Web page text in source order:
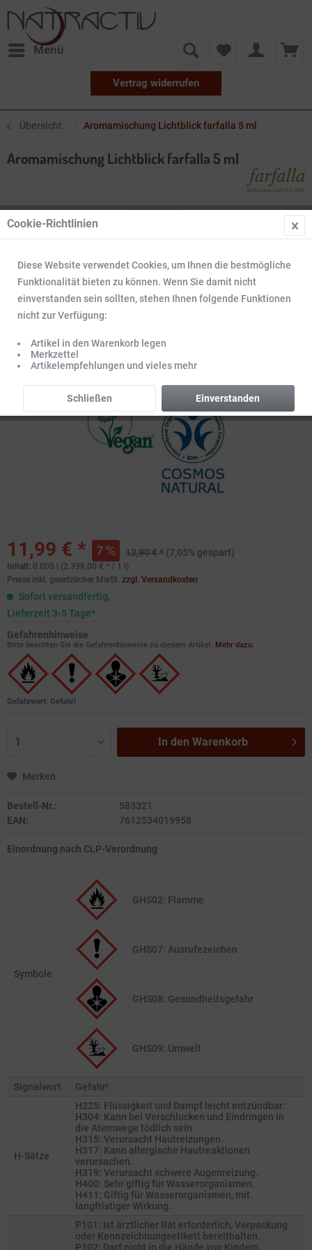
Menü
Vertrag widerrufen
Übersicht Aromamischung Lichtblick farfalla 5 ml
Aromamischung Lichtblick farfalla 5 ml
11,99 € * 7 12,90 € * (7,05% gespart)
Inhalt: 0.005 l (2.398,00 € * / 1 l)
Preise inkl. gesetzlicher MwSt. zzgl. Versandkosten
Sofort versandfertig,
Lieferzeit 3-5 Tage*
Gefahrenhinweise
Bitte beachten Sie die Gefahrenhinweise zu diesem Artikel. Mehr dazu.
Gefahrwort: Gefahr!
In den Warenkorb
Merken
Bestell-Nr.:
583321
EAN:
7612534019958
Einordnung nach CLP-Verordnung
Symbole
GHS02: Flamme
GHS07: Ausrufezeichen
GHS08: Gesund­heits­gefahr
GHS09: Umwelt
Signalwort Gefahr!
H-Sätze
H225: Flüssigkeit und Dampf leicht entzündbar.
H304: Kann bei Verschlucken und Eindringen in
die Atemwege tödlich sein.
H315: Verursacht Hautreizungen.
H317: Kann allergische Hautreaktionen
verursachen.
H319: Verursacht schwere Augenreizung.
H400: Sehr giftig für Wasserorganismen.
H411: Giftig für Wasserorganismen, mit
langfristiger Wirkung.
P101: Ist ärztlicher Rat erforderlich, Verpackung
oder Kennzeichnungsetikett bereithalten.
P102: Darf nicht in die Hände von Kindern
Cookie-Richtlinien
Diese Website verwendet Cookies, um Ihnen die bestmögliche
Funktionalität bieten zu können. Wenn Sie damit nicht
einverstanden sein sollten, stehen Ihnen folgende Funktionen
nicht zur Verfügung:
Artikel in den Warenkorb legen
Merkzettel
Artikelempfehlungen und vieles mehr
Einverstanden
Schließen